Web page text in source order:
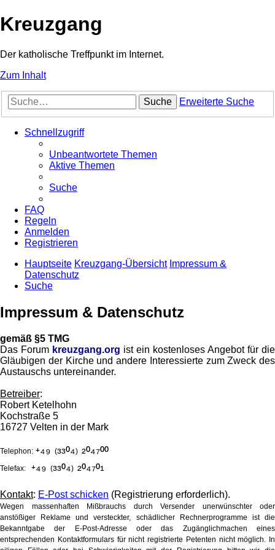
Kreuzgang
Der katholische Treffpunkt im Internet.
Zum Inhalt
Suche Erweiterte Suche
Schnellzugriff
Unbeantwortete Themen
Aktive Themen
Suche
FAQ
Regeln
Anmelden
Registrieren
Hauptseite Kreuzgang-Übersicht Impressum &
Datenschutz
Suche
Impressum & Datenschutz
gemäß §5 TMG
Das Forum kreuzgang.org ist ein kostenloses Angebot für die
Gläubigen der Kirche und andere Interessierte zum Zweck des
Austauschs untereinander.
Betreiber:
Robert Ketelhohn
Kochstraße 5
16727 Velten in der Mark
Telephon: ⁺⁴⁹ (³³⁰⁴) ²⁰⁴⁷⁰⁰
Telefax: ⁺⁴⁹ (³³⁰⁴) ²⁰⁴⁷⁰¹
Kontakt: E-Post schicken (Registrierung erforderlich).
Wegen massenhaften Mißbrauchs durch Versender unerwünschter oder
anstößiger Reklame und versteckter, schädlicher Rechnerprogramme ist die
Bekanntgabe der E-Post-Adresse oder das Zugänglichmachen eines
entsprechenden Kontaktformulars für nicht registrierte Petenten nicht möglich. In